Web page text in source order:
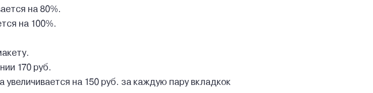
на 80%.
на 100%.
170 руб.
на 150 руб. за каждую пару вкладкок